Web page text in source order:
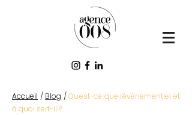
Accueil / Blog /Qu'est-ce que l'évènementiel et
à quoi sert-il ?